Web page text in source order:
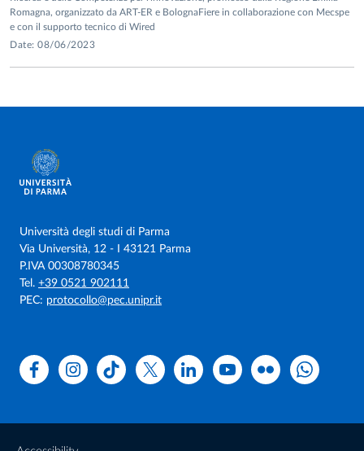
Romagna, organizzato da ART-ER e BolognaFiere in collaborazione con Mecspe
e con il supporto tecnico di Wired
Date: 08/06/2023
Università degli studi di Parma
Via Università, 12 - I 43121 Parma
P.IVA 00308780345
Tel. +39 0521 902111
PEC: protocollo@pec.unipr.it
FacebookInstagramTikTok X LinkedinYoutubeFlickr